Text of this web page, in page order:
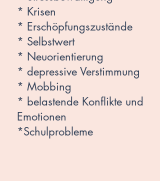
* Krisen
* Erschöpfungszustände
* Selbstwert
* Neuorientierung
* depressive Verstimmung
* Mobbing
* belastende Konflikte und
Emotionen
*Schulprobleme